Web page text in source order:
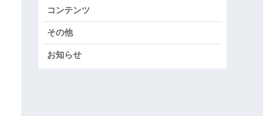
コンテンツ
その他
お知らせ